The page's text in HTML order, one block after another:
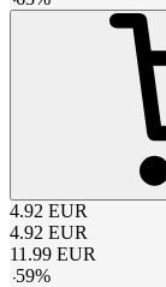
4.92 EUR
4.92 EUR
11.99 EUR
-59%